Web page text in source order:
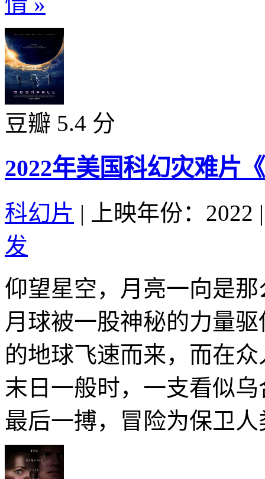
豆瓣 5.4 分
2022年美国科幻灾难片
科幻片 | 上映年份：2022 |
发
仰望星空，月亮一向是
月球被一股神秘的力量
的地球飞速而来，而在
末日一般时，一支看似
最后一搏，冒险为保卫